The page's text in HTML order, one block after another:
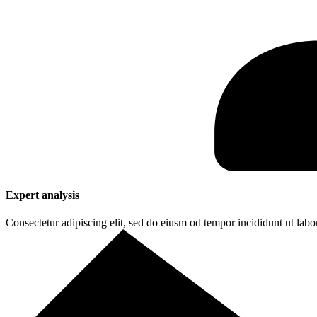
Expert analysis
Consectetur adipiscing elit, sed do eiusm od tempor incididunt ut